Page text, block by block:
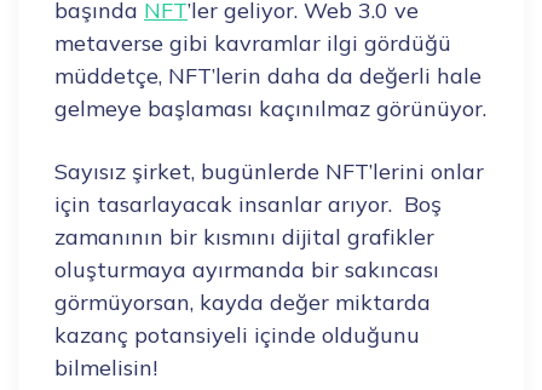
başında NFT’ler geliyor. Web 3.0 ve
metaverse gibi kavramlar ilgi gördüğü
müddetçe, NFT’lerin daha da değerli hale
gelmeye başlaması kaçınılmaz görünüyor.
Sayısız şirket, bugünlerde NFT’lerini onlar
için tasarlayacak insanlar arıyor. Boş
zamanının bir kısmını dijital grafikler
oluşturmaya ayırmanda bir sakıncası
görmüyorsan, kayda değer miktarda
kazanç potansiyeli içinde olduğunu
bilmelisin!